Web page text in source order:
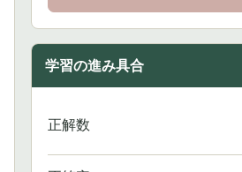
学習の進み具合
正解数